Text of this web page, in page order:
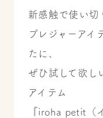
新感触で使い切
プレジャーアイ
たに、
ぜひ試して欲し
アイテム
『iroha petit（